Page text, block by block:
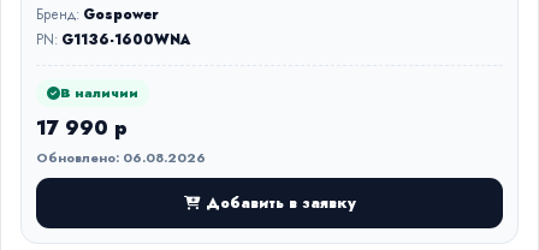
Бренд: Gospower
PN: G1136-1600WNA
В наличии
17 990 р
Обновлено: 06.08.2026
Добавить в заявку